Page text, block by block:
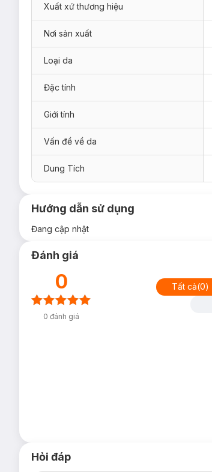
Xuất xứ thương hiệu
Nơi sản xuất
Loại da
Đặc tính
Giới tính
Vấn đề về da
Dung Tích
Hướng dẫn sử dụng
Đang cập nhật
Đánh giá
0
0 đánh giá
Tất cả(0)
Hỏi đáp